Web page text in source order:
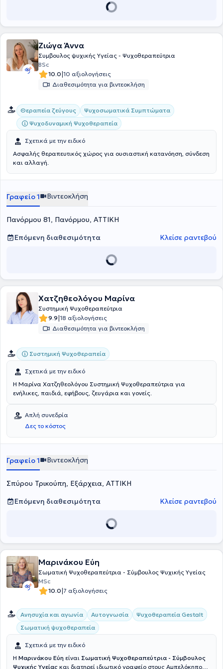
Ζιώγα Άννα
Συμβουλος ψυχικής Υγείας - Ψυχοθεραπεύτρια
BSc
10.0|10 αξιολογήσεις
Διαθεσιμότητα για βιντεοκλήση
Θεραπεία ζεύγους
Ψυχοσωματικά Συμπτώματα
Ψυχοδυναμική Ψυχοθεραπεία
Σχετικά με την ειδικό
Ασφαλής θεραπευτικός χώρος για ουσιαστική κατανόηση, σύνδεση
και αλλαγή.
Γραφείο 1 Βιντεοκλήση
Πανόρμου 81, Πανόρμου, ΑΤΤΙΚΗ
Επόμενη διαθεσιμότητα
Κλείσε ραντεβού
Χατζηθεολόγου Μαρίνα
Συστημική Ψυχοθεραπεύτρια
9.9|18 αξιολογήσεις
Διαθεσιμότητα για βιντεοκλήση
Συστημική Ψυχοθεραπεία
Σχετικά με την ειδικό
Η Μαρίνα Χατζηθεολόγου Συστημική Ψυχοθεραπεύτρια για
ενήλικες, παιδιά, εφήβους, ζευγάρια και γονείς.
Απλή συνεδρία
Δες το κόστος
Γραφείο 1 Βιντεοκλήση
Σπύρου Τρικούπη, Εξάρχεια, ΑΤΤΙΚΗ
Επόμενη διαθεσιμότητα
Κλείσε ραντεβού
Μαρινάκου Εύη
Σωματική Ψυχοθεραπεύτρια - Σύμβουλος Ψυχικής Υγείας
MSc
10.0|7 αξιολογήσεις
Ανησυχία και αγωνία Αυτογνωσία
Ψυχοθεραπεία Gestalt
Σωματική ψυχοθεραπεία
Σχετικά με την ειδικό
Η Μαρινάκου Εύη είναι Σωματική Ψυχοθεραπεύτρια - Σύμβουλος
Ψυχικής Υγείας και διατηρεί ιδιωτικό γραφείο στους Αμπελόκηπους